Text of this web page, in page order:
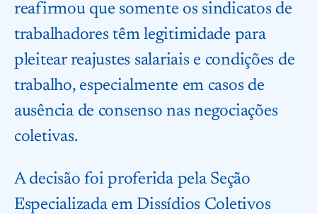
reafirmou que somente os sindicatos de
trabalhadores têm legitimidade para
pleitear reajustes salariais e condições de
trabalho, especialmente em casos de
ausência de consenso nas negociações
coletivas.
A decisão foi proferida pela Seção
Especializada em Dissídios Coletivos